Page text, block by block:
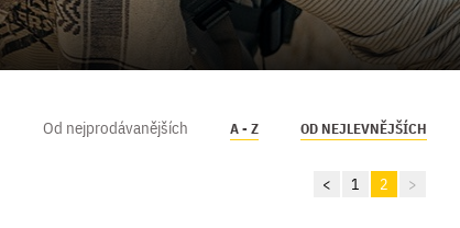
Od nejprodávanějších A - Z OD NEJLEVNĚJŠÍCH
< 1 2 >